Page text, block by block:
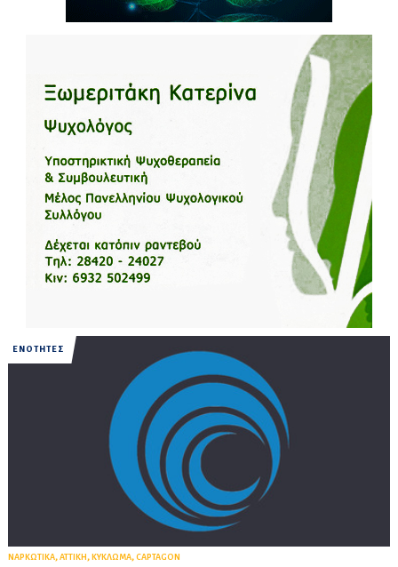
ΕΝΟΤΗΤΕΣ
ΝΑΡΚΩΤΙΚΑ, ΑΤΤΙΚΗ , ΚΥΚΛΩΜΑ, CAPTAGON